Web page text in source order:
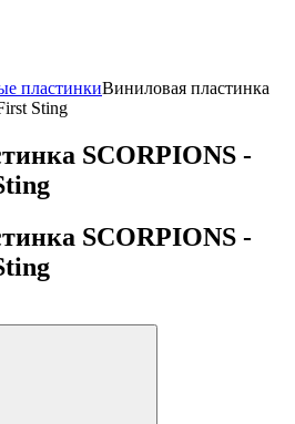
пластинкиВиниловая пластинка
Sting
SCORPIONS -
SCORPIONS -